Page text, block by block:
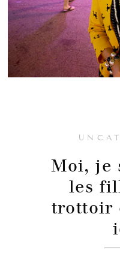
Moi, je
les
trottoir